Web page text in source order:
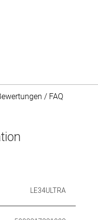
/ FAQ
LE34ULTRA